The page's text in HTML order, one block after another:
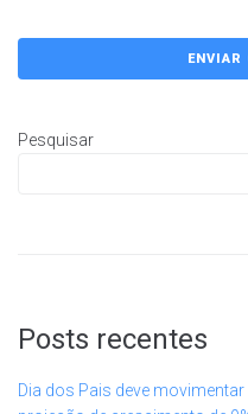
Pesquisar
Posts recentes
Dia dos Pais deve